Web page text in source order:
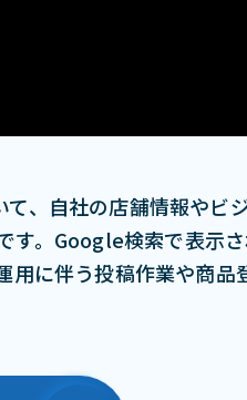
、⾃社の店舗情報やビ
す。Google検索で表⽰
に伴う投稿作業や商品